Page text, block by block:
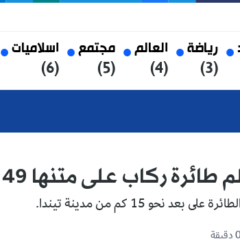
العالم
(4)
مجتمع
(5)
اسلاميات
(6)
هايتيك
(7)
على متنها 49 شخصا
مدينة تيندا.